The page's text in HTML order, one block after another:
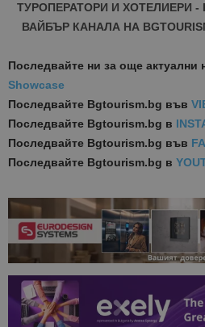
ТУРОПЕРАТОРИ И ХОТЕЛИЕРИ
ВАЙБЪР КАНАЛА НА
Последвайте ни за още актуални
Showcase
Последвайте Bgtourism.bg във
Последвайте Bgtourism.bg в
Последвайте Bgtourism.bg във
Последвайте Bgtourism.bg в